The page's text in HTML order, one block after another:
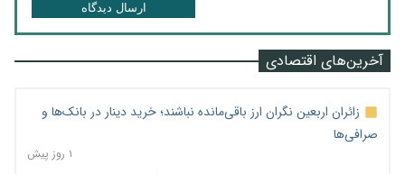
ارسال دیدگاه
آخرین‌های اقتصادی
زائران اربعین نگران ارز باقی‌مانده نباشند؛ خرید دینار در بانک‌ها و
صرافی‌ها
۱ روز پیش